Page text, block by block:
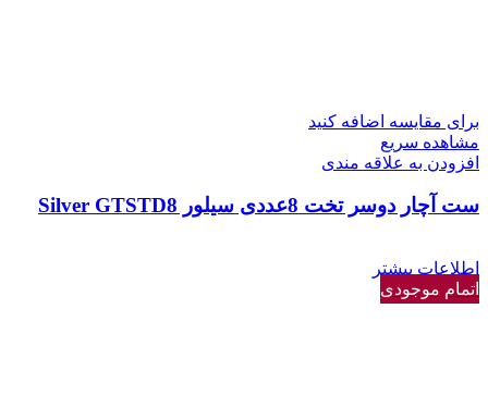
برای مقایسه اضافه کنید
مشاهده سریع
افزودن به علاقه مندی
ست آچار دوسر تخت 8عددی سیلور Silver GTSTD8
اطلاعات بیشتر
اتمام موجودی